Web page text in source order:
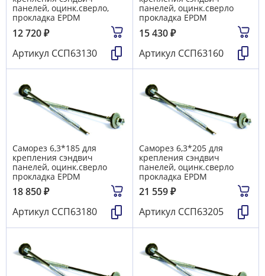
панелей, оцинк.сверло,
прокладка EPDM
12 720₽
Артикул ССП63130
панелей, оцинк.сверло
прокладка EPDM
15 430₽
Артикул ССП63160
Саморез 6,3*185 для
крепления сэндвич
панелей, оцинк.сверло
прокладка EPDM
18 850₽
Артикул ССП63180
Саморез 6,3*205 для
крепления сэндвич
панелей, оцинк.сверло
прокладка EPDM
21 559₽
Артикул ССП63205